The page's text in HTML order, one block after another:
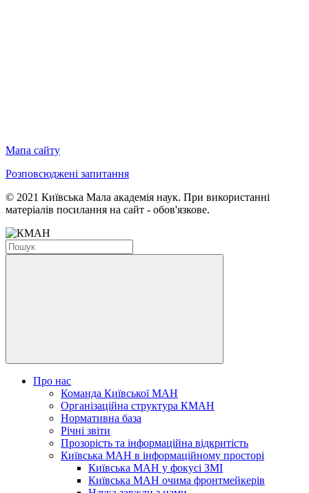
Мапа сайту
Розповсюджені запитання
© 2021 Київська Мала академія наук. При використанні
матеріалів посилання на сайт - обов'язкове.
Про нас
Команда Київської МАН
Організаційна структура КМАН
Нормативна база
Річні звіти
Прозорість та інформаційна відкритість
Київська МАН в інформаційному просторі
Київська МАН у фокусі ЗМІ
Київська МАН очима фронтмейкерів